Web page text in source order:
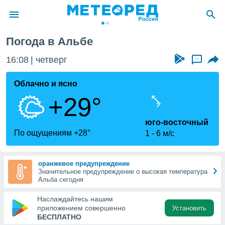
о
Вы можете
к этому
доступ
Погода в Альбе
16:08 четверг ...
Облачно и ясно
+29°
По ощущениям +28°
юго-восточный
1
6 м/с
оранжевое предупреждение
Значительное предупреждение о высокая температура
Альба сегодня
Наслаждайтесь нашим
приложением совершенно
БЕСПЛАТНО
Установить